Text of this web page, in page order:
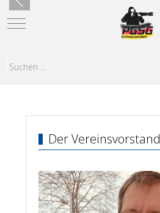
Mobile Menu Toggle
Der Vereinsvorstand